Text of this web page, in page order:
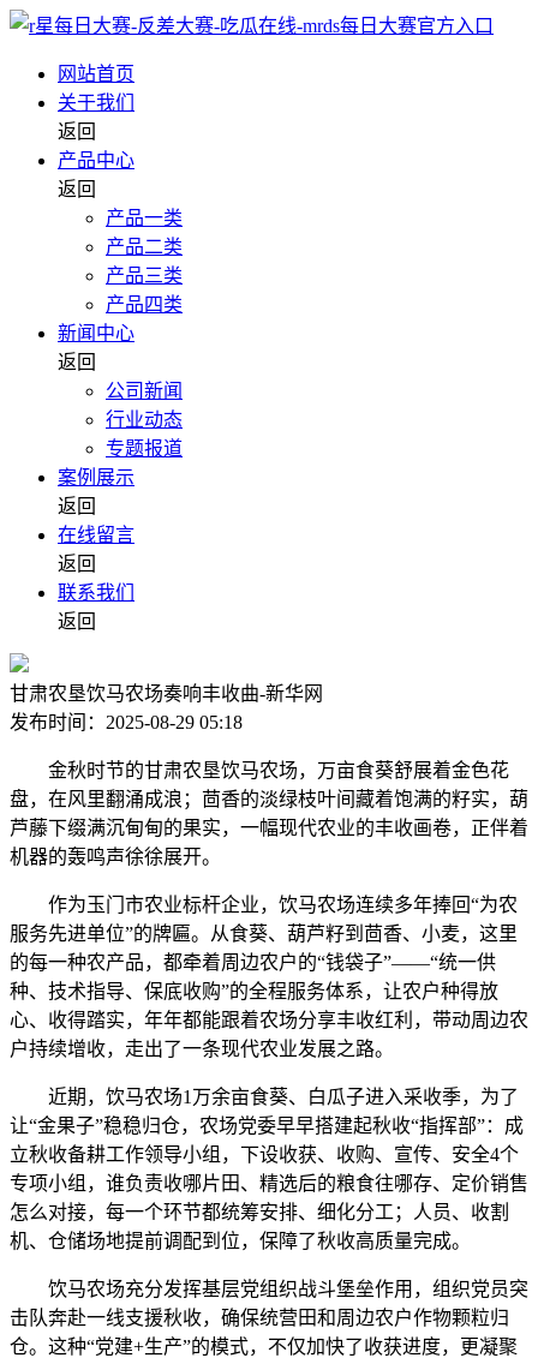
网站首页
关于我们
返回
产品中心
返回
产品一类
产品二类
产品三类
产品四类
新闻中心
返回
公司新闻
行业动态
专题报道
案例展示
返回
在线留言
返回
联系我们
返回
甘肃农垦饮马农场奏响丰收曲-新华网
发布时间：2025-08-29 05:18
金秋时节的甘肃农垦饮马农场，万亩食葵舒展着金色花
盘，在风里翻涌成浪；茴香的淡绿枝叶间藏着饱满的籽实，葫
芦藤下缀满沉甸甸的果实，一幅现代农业的丰收画卷，正伴着
机器的轰鸣声徐徐展开。
作为玉门市农业标杆企业，饮马农场连续多年捧回“为农
服务先进单位”的牌匾。从食葵、葫芦籽到茴香、小麦，这里
的每一种农产品，都牵着周边农户的“钱袋子”——“统一供
种、技术指导、保底收购”的全程服务体系，让农户种得放
心、收得踏实，年年都能跟着农场分享丰收红利，带动周边农
户持续增收，走出了一条现代农业发展之路。
近期，饮马农场1万余亩食葵、白瓜子进入采收季，为了
让“金果子”稳稳归仓，农场党委早早搭建起秋收“指挥部”：成
立秋收备耕工作领导小组，下设收获、收购、宣传、安全4个
专项小组，谁负责收哪片田、精选后的粮食往哪存、定价销售
怎么对接，每一个环节都统筹安排、细化分工；人员、收割
机、仓储场地提前调配到位，保障了秋收高质量完成。
饮马农场充分发挥基层党组织战斗堡垒作用，组织党员突
击队奔赴一线支援秋收，确保统营田和周边农户作物颗粒归
仓。这种“党建+生产”的模式，不仅加快了收获进度，更凝聚